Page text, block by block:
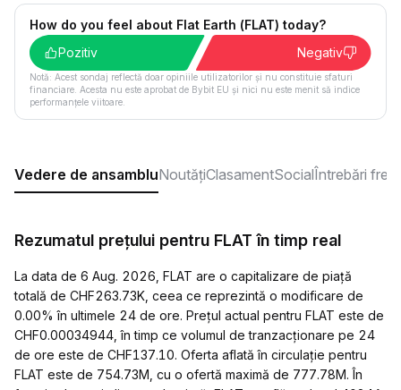
How do you feel about Flat Earth (FLAT) today?
Pozitiv
Negativ
Notă: Acest sondaj reflectă doar opiniile utilizatorilor și nu constituie sfaturi
financiare. Acesta nu este aprobat de Bybit EU și nici nu este menit să indice
performanțele viitoare.
Vedere de ansambluNoutățiClasamentSocialÎntrebări
Rezumatul prețului pentru FLAT în timp real
La data de 6 Aug. 2026, FLAT are o capitalizare de piață
totală de CHF263.73K, ceea ce reprezintă o modificare de
0.00% în ultimele 24 de ore. Prețul actual pentru FLAT este de
CHF0.00034944, în timp ce volumul de tranzacționare pe 24
de ore este de CHF137.10. Oferta aflată în circulație pentru
FLAT este de 754.73M, cu o ofertă maximă de 777.78M. În